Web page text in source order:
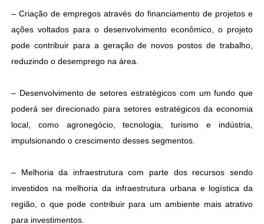
– Criação de empregos através do financiamento de projetos e
ações voltados para o desenvolvimento econômico, o projeto
pode contribuir para a geração de novos postos de trabalho,
reduzindo o desemprego na área.
– Desenvolvimento de setores estratégicos com um fundo que
poderá ser direcionado para setores estratégicos da economia
local, como agronegócio, tecnologia, turismo e indústria,
impulsionando o crescimento desses segmentos.
– Melhoria da infraestrutura com parte dos recursos sendo
investidos na melhoria da infraestrutura urbana e logística da
região, o que pode contribuir para um ambiente mais atrativo
para investimentos.